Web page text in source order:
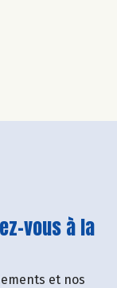
vous à la
et nos